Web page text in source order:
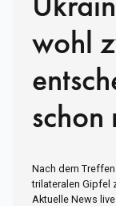
wohl
schon
Nach dem
trilateralen Gipfel
Aktuelle News